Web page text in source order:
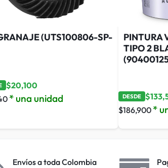
(UTS100806-SP-
$20,100
* una unidad
PINTURA
TIPO 2
DESDE $
$186,900 *
Envíos a toda Colombia